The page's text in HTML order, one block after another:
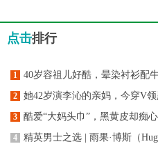
点击排行
1 40岁容祖儿好酷，晕染衬衫配
2 她42岁演李沁的亲妈，今穿V
3 酷爱“大妈头巾”，黑黄皮却痴
4 精英男士之选 | 雨果·博斯（